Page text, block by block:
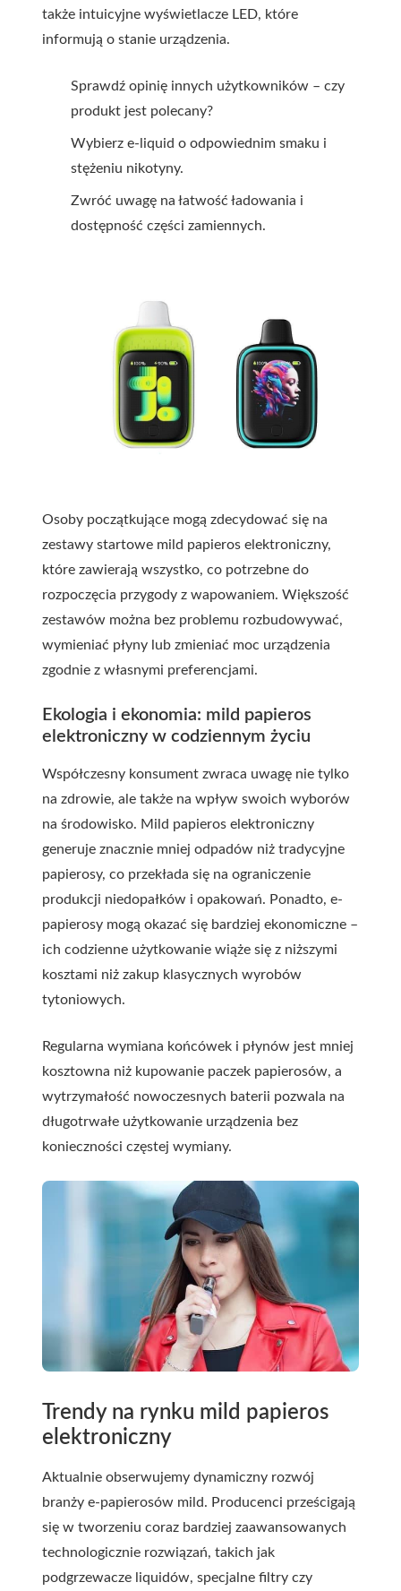
także intuicyjne wyświetlacze LED, które
informują o stanie urządzenia.
Sprawdź opinię innych użytkowników – czy
produkt jest polecany?
Wybierz e-liquid o odpowiednim smaku i
stężeniu nikotyny.
Zwróć uwagę na łatwość ładowania i
dostępność części zamiennych.
Osoby początkujące mogą zdecydować się na
zestawy startowe mild papieros elektroniczny,
które zawierają wszystko, co potrzebne do
rozpoczęcia przygody z wapowaniem. Większość
zestawów można bez problemu rozbudowywać,
wymieniać płyny lub zmieniać moc urządzenia
zgodnie z własnymi preferencjami.
Ekologia i ekonomia: mild papieros
elektroniczny w codziennym życiu
Współczesny konsument zwraca uwagę nie tylko
na zdrowie, ale także na wpływ swoich wyborów
na środowisko. Mild papieros elektroniczny
generuje znacznie mniej odpadów niż tradycyjne
papierosy, co przekłada się na ograniczenie
produkcji niedopałków i opakowań. Ponadto, e-
papierosy mogą okazać się bardziej ekonomiczne –
ich codzienne użytkowanie wiąże się z niższymi
kosztami niż zakup klasycznych wyrobów
tytoniowych.
Regularna wymiana końcówek i płynów jest mniej
kosztowna niż kupowanie paczek papierosów, a
wytrzymałość nowoczesnych baterii pozwala na
długotrwałe użytkowanie urządzenia bez
konieczności częstej wymiany.
Trendy na rynku mild papieros
elektroniczny
Aktualnie obserwujemy dynamiczny rozwój
branży e-papierosów mild. Producenci prześcigają
się w tworzeniu coraz bardziej zaawansowanych
technologicznie rozwiązań, takich jak
podgrzewacze liquidów, specjalne filtry czy